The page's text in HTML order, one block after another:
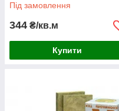
Під замовлення
344 ₴/кв.м
Купити